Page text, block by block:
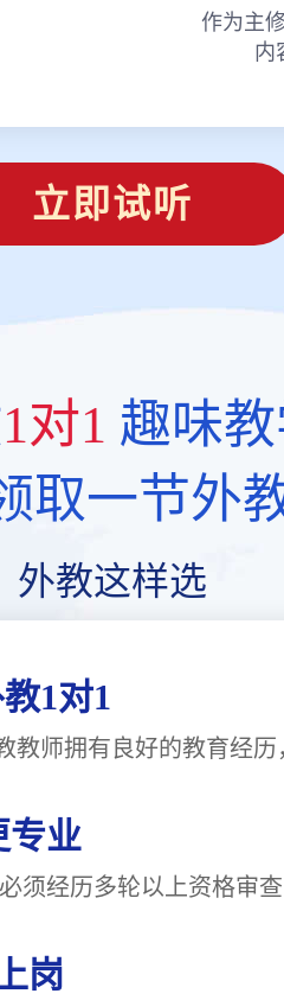
作为主
内
立即试听
1对1 趣味
取一节外
外教这样选
1对1
教师拥有良好的教育经
专业
必须经历多轮以上资格
岗